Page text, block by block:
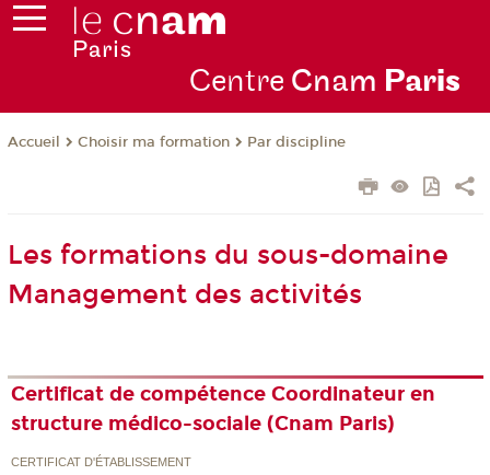
Centre Cnam Paris
Accueil Choisir ma formation Par discipline
Les formations du sous-domaine
Management des activités
Certificat de compétence Coordinateur en
structure médico-sociale (Cnam Paris)
CERTIFICAT D'ÉTABLISSEMENT